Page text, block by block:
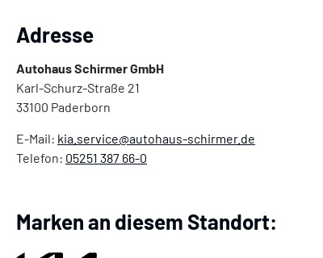
Adresse
Autohaus Schirmer GmbH
Karl-Schurz-Straße 21
33100 Paderborn
E-Mail: kia.service@autohaus-schirmer.de
Telefon: 05251 387 66-0
Marken an diesem Standort: